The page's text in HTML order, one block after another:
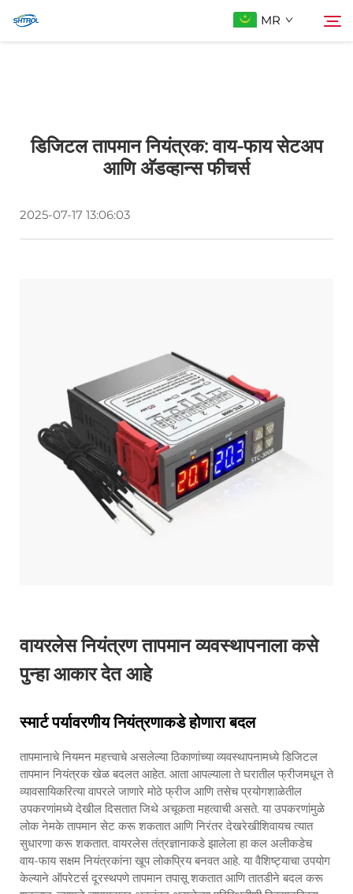
MR
उत्पादेडिजिटल तापमान नियंत्रक: वाय-फाय सेटअप
आणि अ‍ॅडव्हान्स फीचर्स
2025-07-17 13:06:03
वायरलेस नियंत्रण तापमान व्यवस्थापनाला कसे
पुन्हा आकार देत आहे
स्मार्ट पर्यावरणीय नियंत्रणाकडे होणारा बदल
तापमानाचे नियमन महत्त्वाचे असलेल्या ठिकाणांच्या व्यवस्थापनामध्ये डिजिटल
तापमान नियंत्रक खेळ बदलत आहेत. आता आपल्याला ते घरातील फ्रीजमधून ते
व्यावसायिकरित्या वापरले जाणारे मोठे फ्रीज आणि तसेच प्रयोगशाळेतील
उपकरणांमध्ये देखील दिसतात जिथे अचूकता महत्वाची असते. या उपकरणांमुळे
लोक नेमके तापमान सेट करू शकतात आणि निरंतर देखरेखीशिवायच त्यात
सुधारणा करू शकतात. वायरलेस तंत्रज्ञानाकडे झालेला हा कल अलीकडेच
वाय-फाय सक्षम नियंत्रकांना खूप लोकप्रिय बनवत आहे. या वैशिष्ट्याचा उपयोग
केल्याने ऑपरेटर्स दूरस्थपणे तापमान तपासू शकतात आणि तातडीने बदल करू